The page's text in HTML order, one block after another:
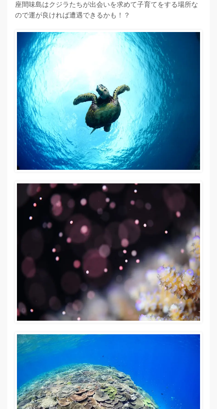
座間味島はクジラたちが出会いを求めて子育てをする場所な
ので運が良ければ遭遇できるかも！？